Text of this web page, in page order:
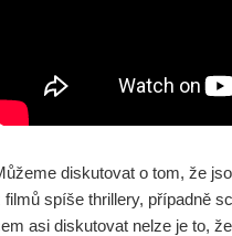
diskutovat o tom, že
filmů spíše thrillery, případně
asi diskutovat nelze je to,